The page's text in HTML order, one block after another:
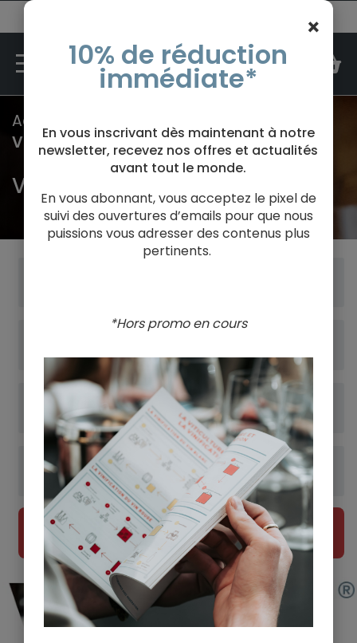
Accueil
VOG® Académique
VOG ACADÉMIQUE
CHERCHER
×
10% de réduction
immédiate*
En vous inscrivant dès maintenant à notre
newsletter, recevez nos offres et actualités
avant tout le monde.
En vous abonnant, vous acceptez le pixel de
suivi des ouvertures d’emails pour que nous
puissions vous adresser des contenus plus
pertinents.
*Hors promo en cours